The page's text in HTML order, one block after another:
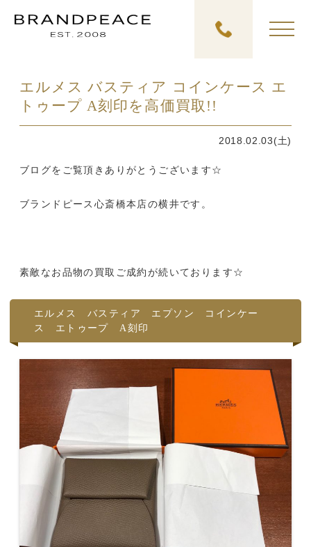
エルメス バスティア コインケース エ
トゥープ A刻印を高価買取!!
2018.02.03(土)
ブログをご覧頂きありがとうございます☆
ブランドピース心斎橋本店の横井です。
素敵なお品物の買取ご成約が続いております☆
エルメス バスティア エプソン コインケー
ス エトゥープ A刻印